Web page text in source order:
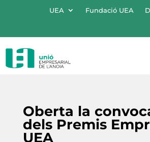
UEA Fundació UEA
Oberta la
dels Premis
UEA